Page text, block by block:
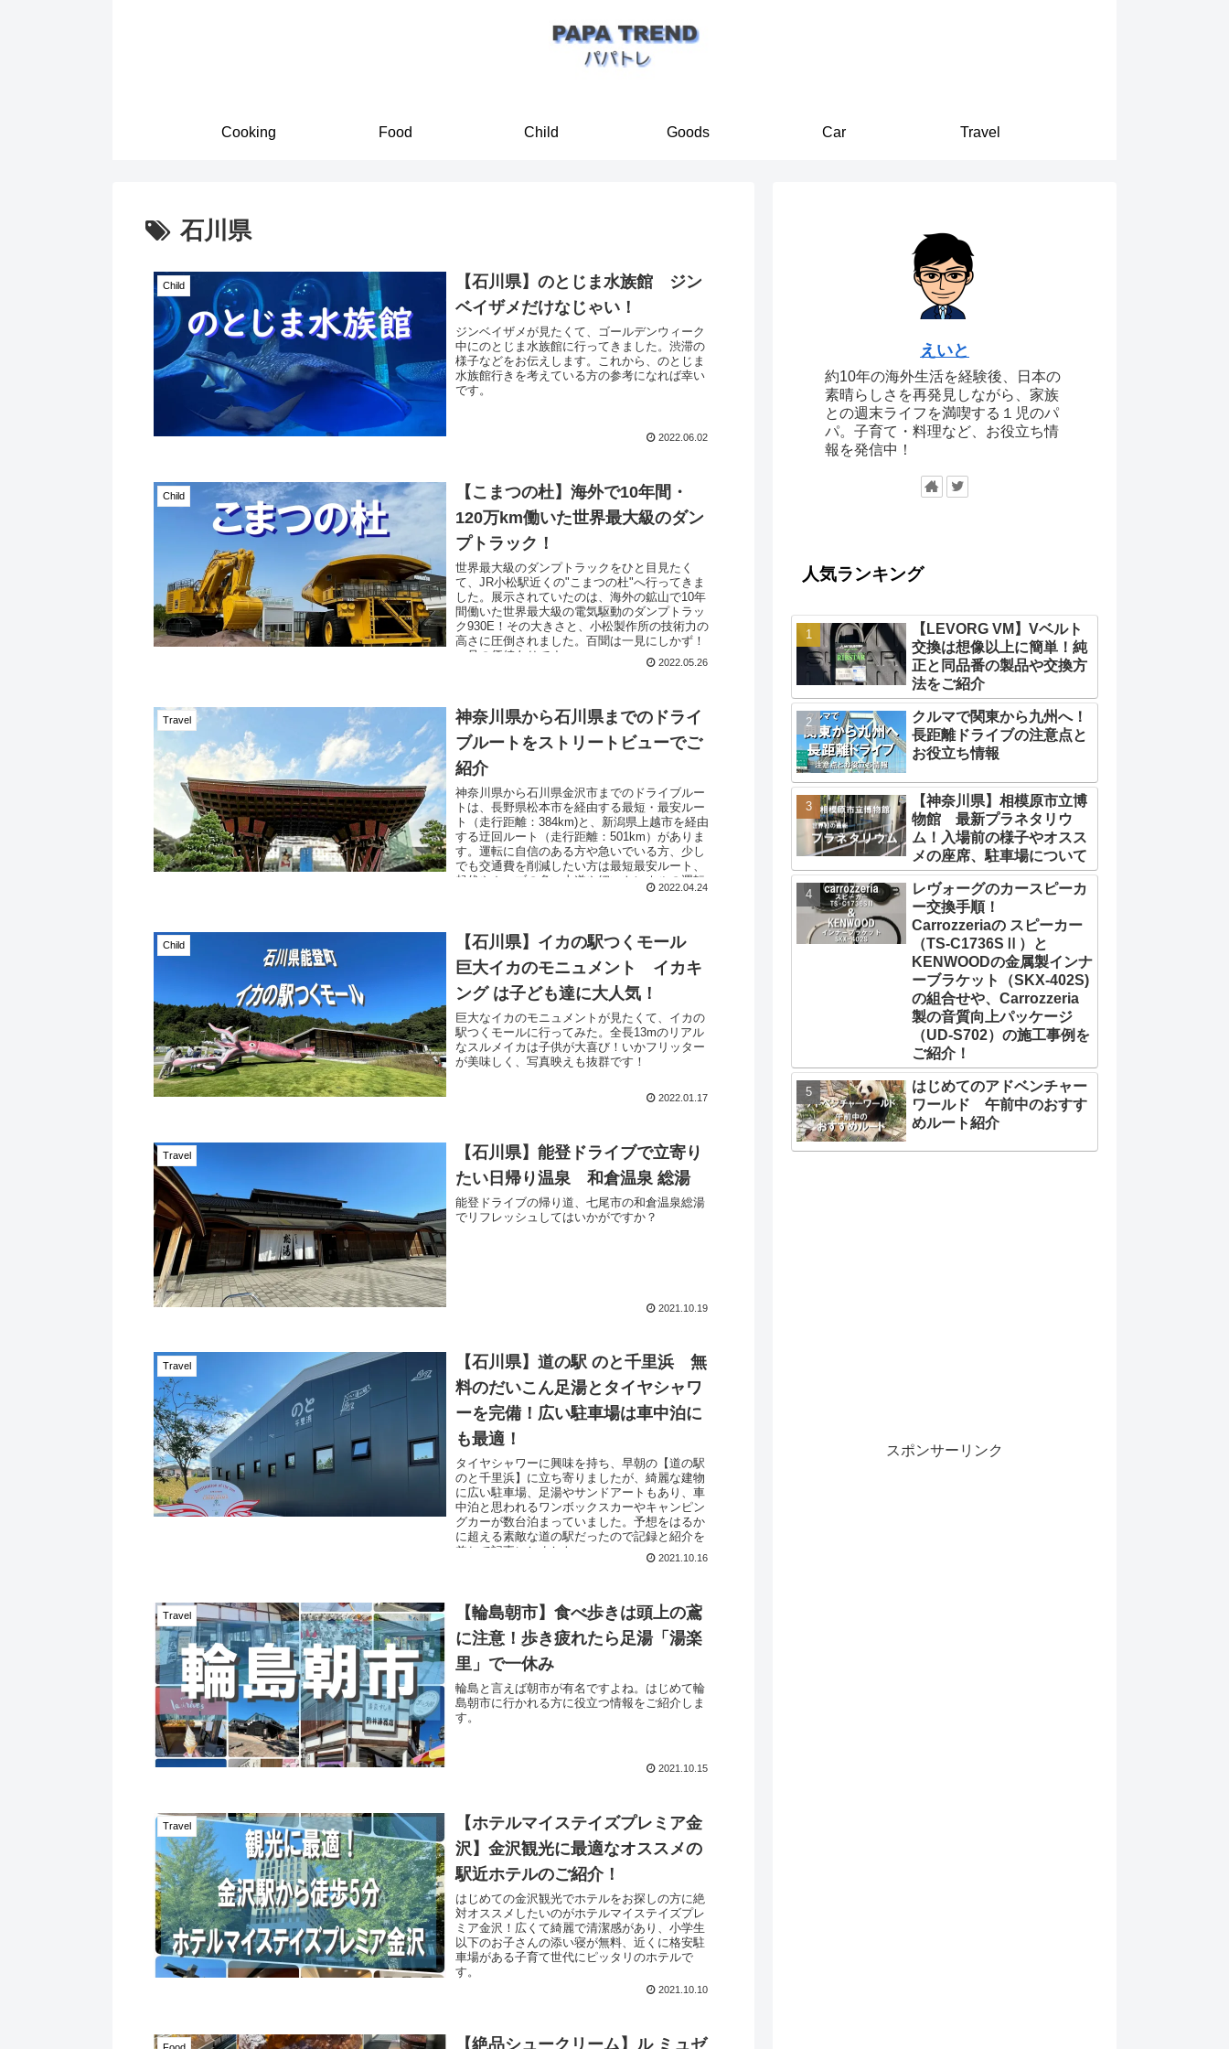
Cooking Food Child Goods Car Travel
石川県
Child
【石川県】のとじま水族館 ジン
ベイザメだけなじゃい！
ジンベイザメが見たくて、ゴールデンウィーク
中にのとじま水族館に行ってきました。渋滞の
様子などをお伝えします。これから、のとじま
水族館行きを考えている方の参考になれば幸い
です。
2022.06.02
Child
【こまつの杜】海外で10年間・
120万km働いた世界最大級のダン
プトラック！
世界最大級のダンプトラックをひと目見たく
て、JR小松駅近くの"こまつの杜"へ行ってきま
した。展示されていたのは、海外の鉱山で10年
間働いた世界最大級の電気駆動のダンプトラッ
ク930E！その大きさと、小松製作所の技術力の
高さに圧倒されました。百聞は一見にしかず！
一見の価値ありです。
2022.05.26
Travel
神奈川県から石川県までのドライ
ブルートをストリートビューでご
紹介
神奈川県から石川県金沢市までのドライブルー
トは、長野県松本市を経由する最短・最安ルー
ト（走行距離：384km)と、新潟県上越市を経由
する迂回ルート（走行距離：501km）がありま
す。運転に自信のある方や急いでいる方、少し
でも交通費を削減したい方は最短最安ルート、
起伏やカーブの多い山道や細いトンネルの運転
に不慣れな方は安心して運転できる迂回ルート
たので、ご確認下さい。
2022.04.24
Child
【石川県】イカの駅つくモール
巨大イカのモニュメント イカキ
ング は子ども達に大人気！
巨大なイカのモニュメントが見たくて、イカの
駅つくモールに行ってみた。全長13mのリアル
なスルメイカは子供が大喜び！いかフリッター
が美味しく、写真映えも抜群です！
2022.01.17
Travel
【石川県】能登ドライブで立寄り
たい日帰り温泉 和倉温泉 総湯
能登ドライブの帰り道、七尾市の和倉温泉総湯
でリフレッシュしてはいかがですか？
2021.10.19
Travel
【石川県】道の駅 のと千里浜 無
料のだいこん足湯とタイヤシャワ
ーを完備！広い駐車場は車中泊に
も最適！
タイヤシャワーに興味を持ち、早朝の【道の駅
のと千里浜】に立ち寄りましたが、綺麗な建物
に広い駐車場、足湯やサンドアートもあり、車
中泊と思われるワンボックスカーやキャンピン
グカーが数台泊まっていました。予想をはるか
に超える素敵な道の駅だったので記録と紹介を
兼ねて記事にしました。
2021.10.16
Travel
【輪島朝市】食べ歩きは頭上の鳶
に注意！歩き疲れたら足湯「湯楽
里」で一休み
輪島と言えば朝市が有名ですよね。はじめて輪
島朝市に行かれる方に役立つ情報をご紹介しま
す。
2021.10.15
Travel
【ホテルマイステイズプレミア金
沢】金沢観光に最適なオススメの
駅近ホテルのご紹介！
はじめての金沢観光でホテルをお探しの方に絶
対オススメしたいのがホテルマイステイズプレ
ミア金沢！広くて綺麗で清潔感があり、小学生
以下のお子さんの添い寝が無料、近くに格安駐
車場がある子育て世代にピッタリのホテルで
す。
2021.10.10
【絶品シュークリーム】ル ミュゼ
えいと
約10年の海外生活を経験後、日本の
素晴らしさを再発見しながら、家族
との週末ライフを満喫する１児のパ
パ。子育て・料理など、お役立ち情
報を発信中！
人気ランキング
【LEVORG VM】Vベルト
交換は想像以上に簡単！純
正と同品番の製品や交換方
法をご紹介
クルマで関東から九州へ！
長距離ドライブの注意点と
お役立ち情報
【神奈川県】相模原市立博
物館 最新プラネタリウ
ム！入場前の様子やオスス
メの座席、駐車場について
レヴォーグのカースピーカ
ー交換手順！
Carrozzeriaの スピーカー
（TS-C1736SⅡ）と
KENWOODの金属製インナ
ーブラケット（SKX-402S)
の組合せや、Carrozzeria
製の音質向上パッケージ
（UD-S702）の施工事例を
ご紹介！
はじめてのアドベンチャー
ワールド 午前中のおすす
めルート紹介
スポンサーリンク